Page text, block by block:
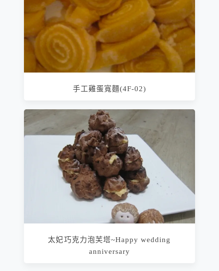
手工雞蛋寬麵(4F-02)
太妃巧克力泡芙塔~Happy wedding
anniversary